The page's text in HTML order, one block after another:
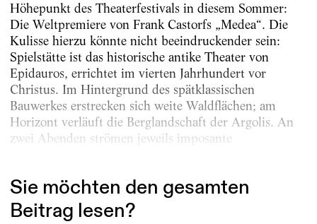
Höhepunkt des Theaterfestivals in diesem Sommer:
Die Weltpremiere von Frank Castorfs „Medea“. Die
Kulisse hierzu könnte nicht beeindruckender sein:
Spielstätte ist das historische antike Theater von
Epidauros, errichtet im vierten Jahrhundert vor
Christus. Im Hintergrund des spätklassischen
Bauwerkes erstrecken sich weite Waldflächen; am
Horizont verläuft die Berglandschaft der Argolis. An
zwei Abenden strömen jeweils imposante
Sie möchten den gesamten
Beitrag lesen?